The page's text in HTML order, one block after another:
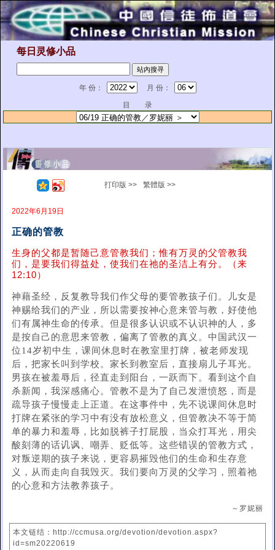
每日灵修小品
年 份：
月 份：
目 录
打印版 >> 繁體版 >>
2022年6月19日
正确的管教
生身的父都是暂随己意管教我们；惟有万灵的父管教我
们，是要我们得益处，使我们在祂的圣洁上有分。（来
12:10）
神藉圣经，反复教导我们作父母的要管教孩子们。儿女是
神赐给我们的产业，所以需要按神心意来管与教，好使他
们有属神生命的传承。但是很多认识或不认识神的人，多
是按自己的意思来管教，偏离了管教的真义。中国武汉一
位14岁初中生，课间休息时在教室里打牌，被老师发现
后，把家长叫到学校。家长到教室后，直接扇儿子耳光。
男孩在被羞辱后，径直走到阳台，一跃而下。看到这个自
杀新闻，我深感痛心。管教不是为了自己发泄愤怒，而是
疏导孩子慢慢走上正道。在这事件中，先不说课间休息时
打牌在紧张的学习中有没有放松意义，但管教决不等于简
单的暴力和羞辱，比如脱裤子打屁股，当众打耳光，用尖
酸刻薄的话讥讽、嘲弄、贬低等。这些错误的管教方式，
对叛逆期的孩子来说，更容易摧毁他们的生命和生存意
义，从而走向自我毁灭。我们要向万灵的父学习，照着祂
的心意和方法教养孩子。
～罗妮丽
本文链结：http://ccmusa.org/devotion/devotion.aspx?
id=sm20220619